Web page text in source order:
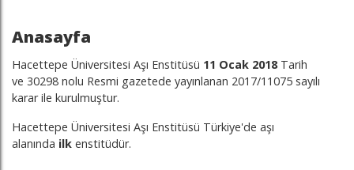
Anasayfa
Hacettepe Üniversitesi Aşı Enstitüsü 11 Ocak 2018Tarih
ve 30298 nolu Resmi gazetede yayınlanan 2017/11075 sayılı
karar ile kurulmuştur.
Hacettepe Üniversitesi Aşı Enstitüsü Türkiye'de aşı
alanında ilk enstitüdür.